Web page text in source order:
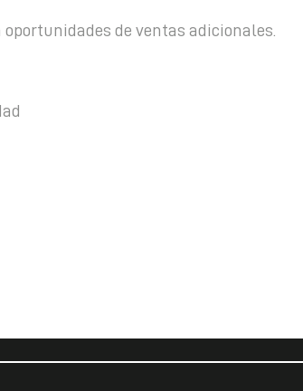
de ventas adicionales.